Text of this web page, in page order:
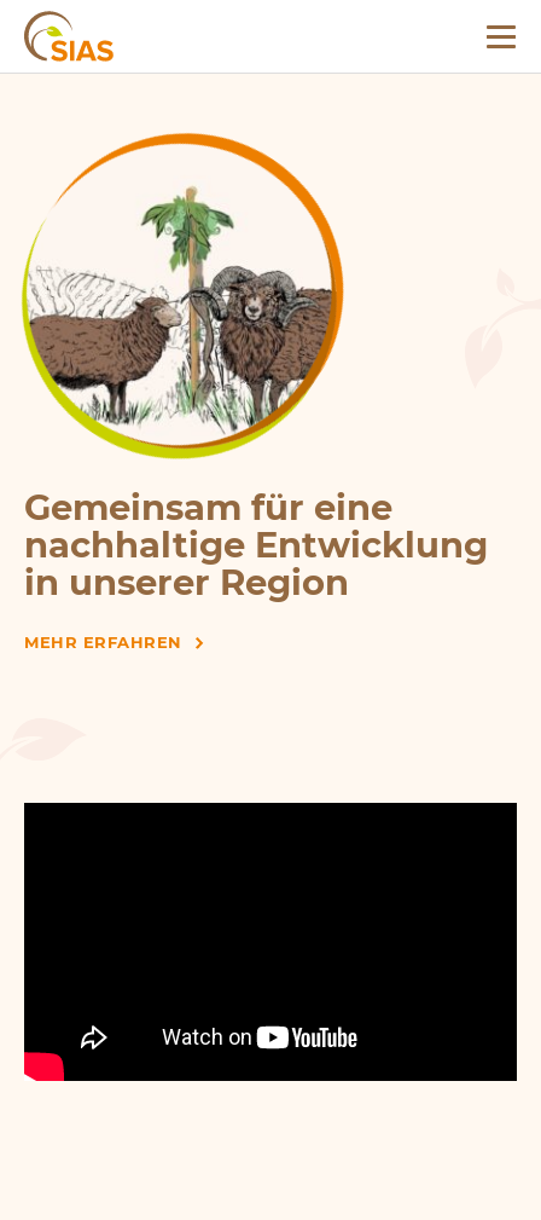
Menü
Gemeinsam für eine
nachhaltige Entwicklung
in unserer Region
MEHR ERFAHREN